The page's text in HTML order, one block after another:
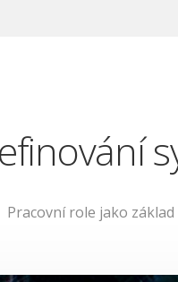
Pracovní role jako